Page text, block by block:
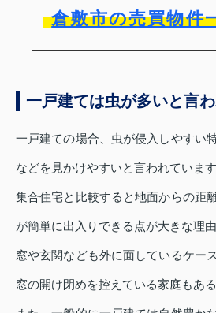
倉敷市の売買物件
一戸建ては虫が多いと言
一戸建ての場合、虫が侵入しやすい
などを見かけやすいと言われています
集合住宅と比較すると地面からの距
が簡単に出入りできる点が大きな理由
窓や玄関なども外に面しているケー
窓の開け閉めを控えている家庭もある